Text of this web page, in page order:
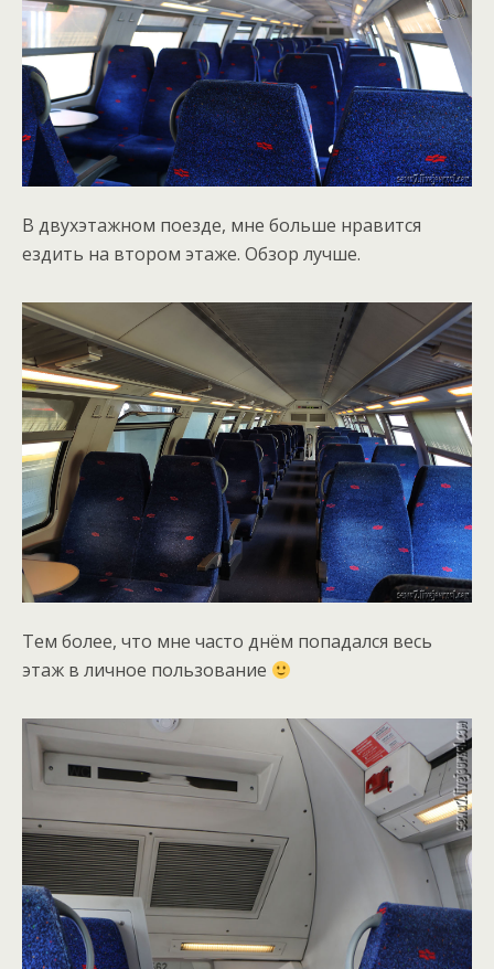
В двухэтажном поезде, мне больше нравится
ездить на втором этаже. Обзор лучше.
Тем более, что мне часто днём попадался весь
этаж в личное пользование